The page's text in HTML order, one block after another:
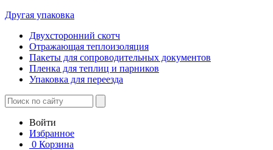
Другая упаковка
Двухсторонний скотч
Отражающая теплоизоляция
Пакеты для сопроводительных документов
Пленка для теплиц и парников
Упаковка для переезда
Войти
Избранное
0 Корзина